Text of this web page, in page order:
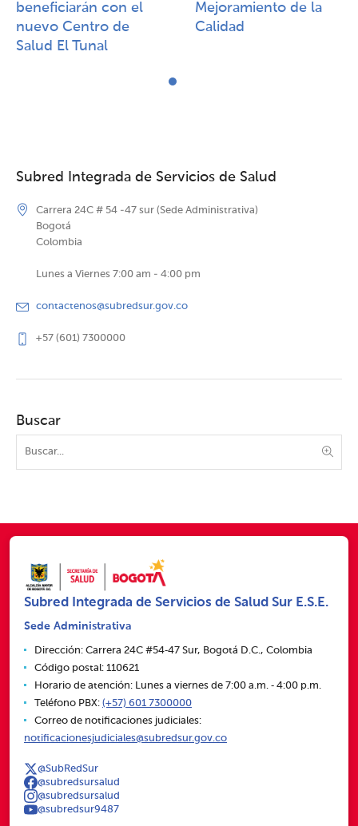
beneficiarán con el
nuevo Centro de
Salud El Tunal
Mejoramiento de la
Calidad​​
Subred Integrada de Servicios de Salud
Carrera 24C # 54 -47 sur (Sede Administrativa)
Bogotá
Colombia
Lunes a Viernes 7:00 am - 4:00 pm
contactenos@subredsur.gov.co
+57 (601) 7300000
Buscar
Subred Integrada de Servicios de Salud Sur E.S.E.
Sede Administrativa
Dirección: Carrera 24C #54‑47 Sur, Bogotá D.C., Colombia
Código postal: 110621
Horario de atención: Lunes a viernes de 7:00 a.m. ‑ 4:00 p.m.
Teléfono PBX: (+57) 601 7300000
Correo de notificaciones judiciales:
notificacionesjudiciales@subredsur.gov.co
@SubRedSur
@subredsursalud
@subredsursalud
@subredsur9487